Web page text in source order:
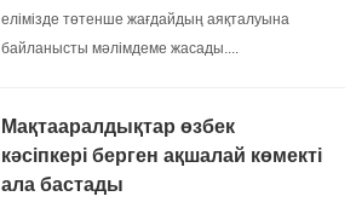
елімізде төтенше жағдайдың аяқталуына
байланысты мәлімдеме жасады....
Мақтааралдықтар өзбек
кәсіпкері берген ақшалай көмекті
ала бастады